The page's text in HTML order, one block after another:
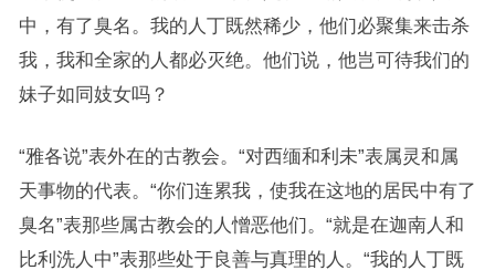
中，有了臭名。我的人丁既然稀少，他们必聚集来击杀
我，我和全家的人都必灭绝。他们说，他岂可待我们的
妹子如同妓女吗？
“雅各说”表外在的古教会。“对西缅和利未”表属灵和属
天事物的代表。“你们连累我，使我在这地的居民中有了
臭名”表那些属古教会的人憎恶他们。“就是在迦南人和
比利洗人中”表那些处于良善与真理的人。“我的人丁既